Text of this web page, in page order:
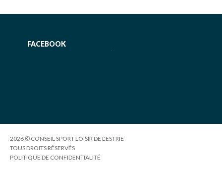
FACEBOOK
2026 © CONSEIL SPORT LOISIR DE L'ESTRIE
TOUS DROITS RÉSERVÉS
POLITIQUE DE CONFIDENTIALITÉ